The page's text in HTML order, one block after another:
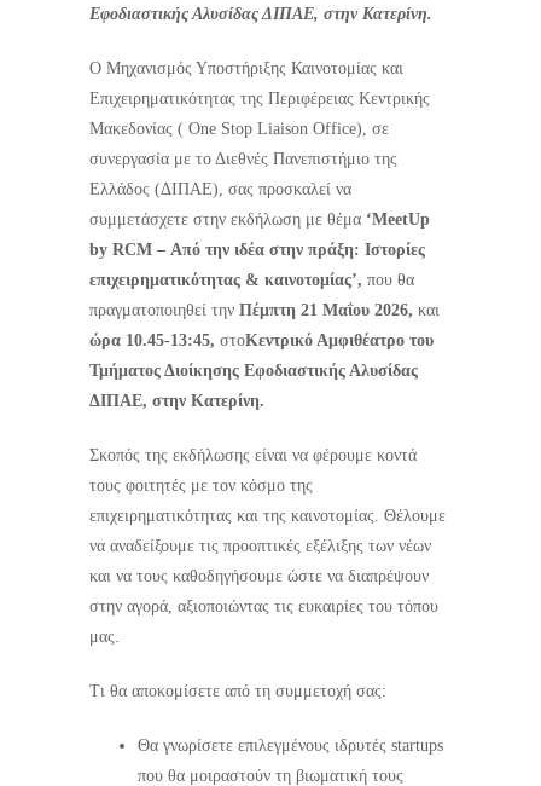
Εφοδιαστικής Αλυσίδας ΔΙΠΑΕ, στην Κατερίνη.
Ο Μηχανισμός Υποστήριξης Καινοτομίας και
Επιχειρηματικότητας της Περιφέρειας Κεντρικής
Μακεδονίας ( One Stop Liaison Office), σε
συνεργασία με το Διεθνές Πανεπιστήμιο της
Ελλάδος (ΔΙΠΑΕ), σας προσκαλεί να
συμμετάσχετε στην εκδήλωση με θέμα ‘MeetUp
by RCM – Από την ιδέα στην πράξη: Ιστορίες
επιχειρηματικότητας & καινοτομίας’, που θα
πραγματοποιηθεί την Πέμπτη 21 Μαΐου 2026, και
ώρα 10.45-13:45, στοΚεντρικό Αμφιθέατρο του
Τμήματος Διοίκησης Εφοδιαστικής Αλυσίδας
ΔΙΠΑΕ, στην Κατερίνη.
Σκοπός της εκδήλωσης είναι να φέρουμε κοντά
τους φοιτητές με τον κόσμο της
επιχειρηματικότητας και της καινοτομίας. Θέλουμε
να αναδείξουμε τις προοπτικές εξέλιξης των νέων
και να τους καθοδηγήσουμε ώστε να διαπρέψουν
στην αγορά, αξιοποιώντας τις ευκαιρίες του τόπου
μας.
Τι θα αποκομίσετε από τη συμμετοχή σας:
Θα γνωρίσετε επιλεγμένους ιδρυτές startups
που θα μοιραστούν τη βιωματική τους